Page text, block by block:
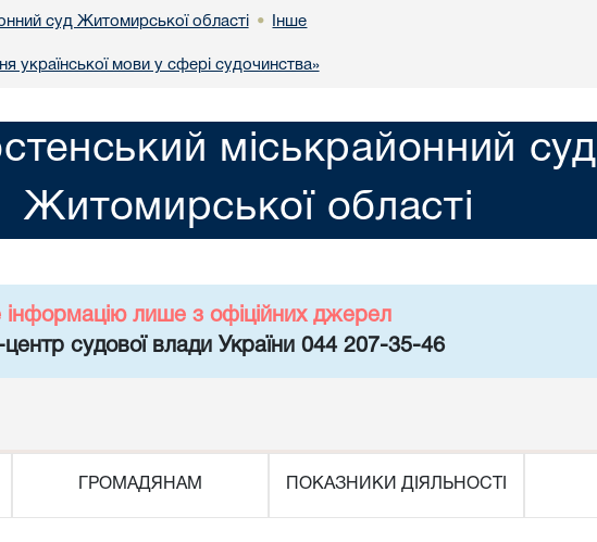
суд Житомирської області • Інше
української мови у сфері судочинства»
міськрайонний суд
Житомирської області
лише з офіційних джерел
судової влади України 044 207-35-46
ГРОМАДЯНАМ ПОКАЗНИКИ ДІЯЛЬНОСТІ